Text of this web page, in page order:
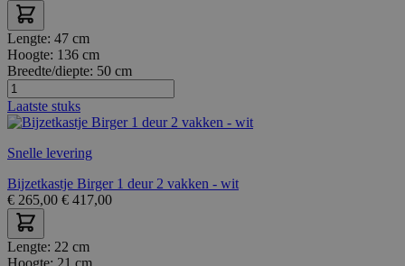
Lengte: 47 cm
Hoogte: 136 cm
Breedte/diepte: 50 cm
Laatste stuks
Snelle levering
Bijzetkastje Birger 1 deur 2 vakken - wit
€ 265,00 € 417,00
Lengte: 22 cm
Hoogte: 21 cm